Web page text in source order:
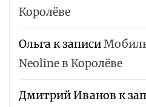
Королёве
Ольгак записи
Neoline в Королёве
Дмитрий Иванов к